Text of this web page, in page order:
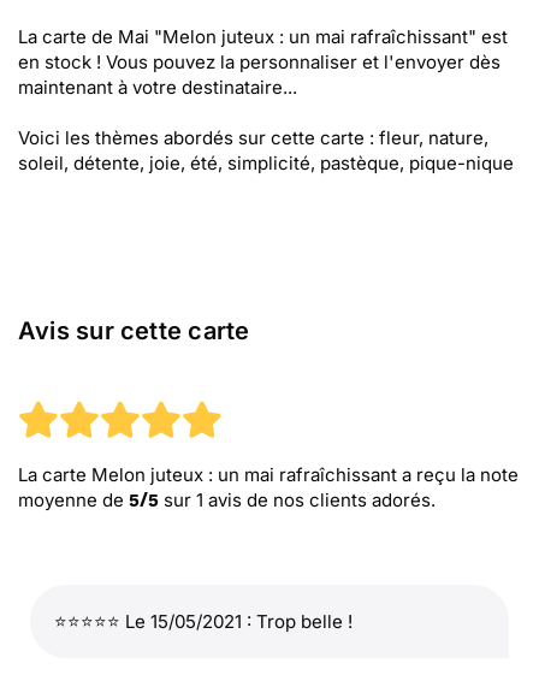
La carte de Mai "Melon juteux : un mai rafraîchissant" est
en stock ! Vous pouvez la personnaliser et l'envoyer dès
maintenant à votre destinataire...
Voici les thèmes abordés sur cette carte : fleur, nature,
soleil, détente, joie, été, simplicité, pastèque, pique-nique
Avis sur cette carte
La carte Melon juteux : un mai rafraîchissant a reçu la note
moyenne de 5/5 sur 1 avis de nos clients adorés.
⭐⭐⭐⭐⭐ Le 15/05/2021 : Trop belle !